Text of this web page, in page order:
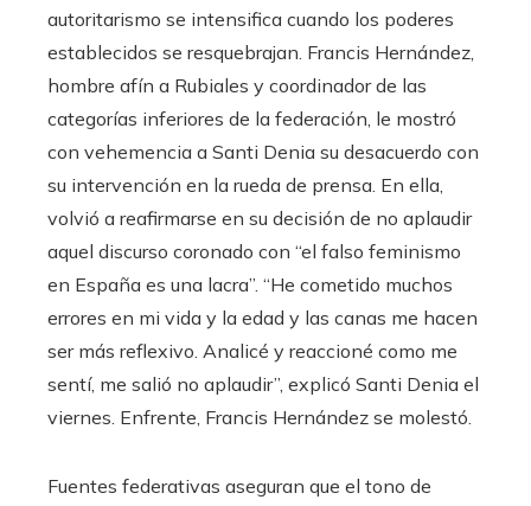
autoritarismo se intensifica cuando los poderes
establecidos se resquebrajan. Francis Hernández,
hombre afín a Rubiales y coordinador de las
categorías inferiores de la federación, le mostró
con vehemencia a Santi Denia su desacuerdo con
su intervención en la rueda de prensa. En ella,
volvió a reafirmarse en su decisión de no aplaudir
aquel discurso coronado con “el falso feminismo
en España es una lacra”. “He cometido muchos
errores en mi vida y la edad y las canas me hacen
ser más reflexivo. Analicé y reaccioné como me
sentí, me salió no aplaudir”, explicó Santi Denia el
viernes. Enfrente, Francis Hernández se molestó.
Fuentes federativas aseguran que el tono de